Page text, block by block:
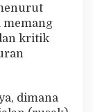
memang
kritik
dimana